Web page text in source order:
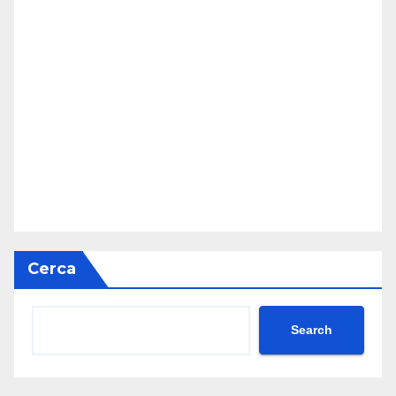
Cerca
Search